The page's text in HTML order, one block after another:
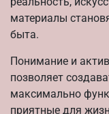
материалы
быта.
Понимание и
позволяет
максимально
приятные для